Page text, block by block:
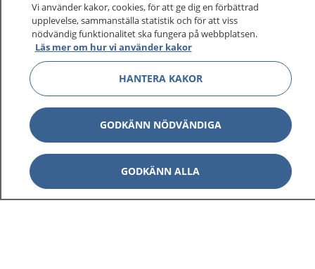
1177 på flera språk
Om 1177 Visa
Kontakt Visa
Behandling av personuppgifter
Vi använder kakor, cookies, för att ge dig en förbättrad
upplevelse, sammanställa statistik och för att viss
nödvändig funktionalitet ska fungera på webbplatsen.
Läs mer om hur vi använder kakor
HANTERA KAKOR
GODKÄNN NÖDVÄNDIGA
GODKÄNN ALLA